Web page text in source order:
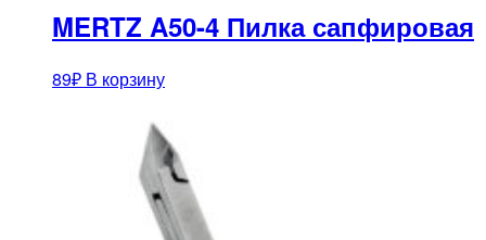
MERTZ A50-4 Пилка сапфировая
89₽ В корзину